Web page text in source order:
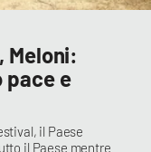
Meloni:
pace e
il Paese
il Paese mentre